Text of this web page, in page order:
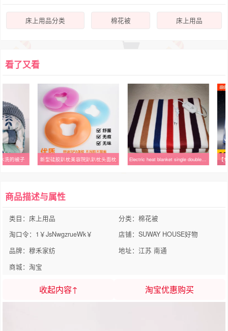
床上用品分类 棉花被 床上用品
看了又看
洗的被子 新型硅胶趴枕美容院趴趴枕头面枕 Electric heat blanket single double control waterproof
商品描述与属性
类目：床上用品
分类：棉花被
淘口令：1￥JsNwgzrueWk￥
店铺：SUWAY HOUSE好物
品牌：穆禾家纺
地址：江苏 南通
商城：淘宝
收起内容↑ 淘宝优惠购买